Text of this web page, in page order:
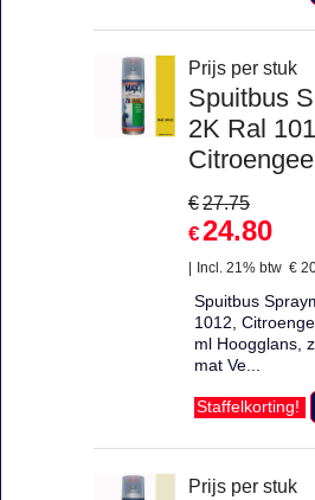
Prijs per stuk
Spuitbus
2K Ral
€27.75
€24.80
Incl. 21% btw €
Spuitbus
1012,
ml Hoogglans,
mat Ve...
Staffelkorting!
Prijs per stuk